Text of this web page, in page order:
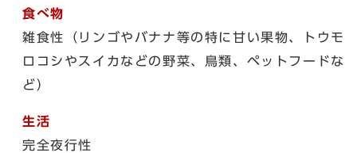
食べ物
雑食性（リンゴやバナナ等の特に甘い果物、トウモ
ロコシやスイカなどの野菜、鳥類、ペットフードな
ど）
生活
完全夜行性